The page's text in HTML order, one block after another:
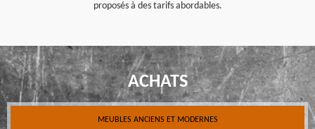
proposés à des tarifs abordables.
ACHATS
MEUBLES ANCIENS ET MODERNES